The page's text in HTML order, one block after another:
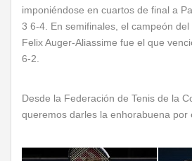
imponiéndose en cuartos de final a
3 6-4. En semifinales, el campeón
Felix Auger-Aliassime fue el que
6-2.
Desde la Federación de Tenis de la
queremos darles la enhorabuena por